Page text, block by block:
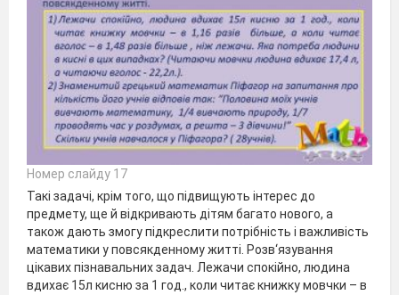
Номер слайду 17
Такі задачі, крім того, що підвищують інтерес до
предмету, ще й відкривають дітям багато нового, а
також дають змогу підкреслити потрібність і важливість
математики у повсякденному житті. Розв‘язування
цікавих пізнавальних задач. Лежачи спокійно, людина
вдихає 15л кисню за 1 год., коли читає книжку мовчки – в